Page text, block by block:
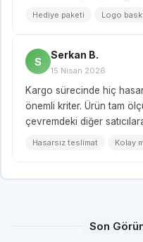
Hediye paketi Logo baskı
S
Serkan B.
15 Nisan 2026
Kargo sürecinde hiç
önemli kriter. Ürün tam
çevremdeki diğer
Hasarsız teslimat Kolay
Son